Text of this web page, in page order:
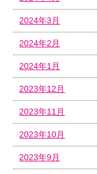
2024年3月
2024年2月
2024年1月
2023年12月
2023年11月
2023年10月
2023年9月